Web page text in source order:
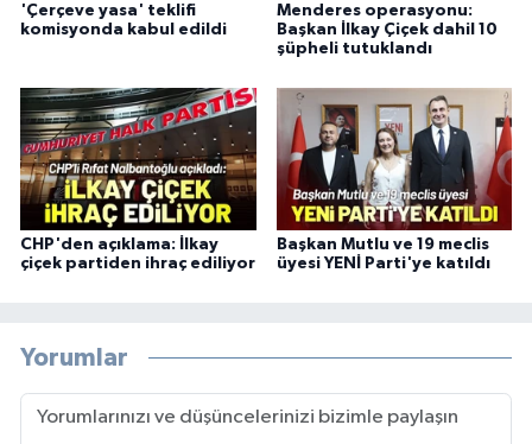
'Çerçeve yasa' teklifi
komisyonda kabul edildi
Menderes operasyonu:
Başkan İlkay Çiçek dahil 10
şüpheli tutuklandı
CHP'den açıklama: İlkay
çiçek partiden ihraç ediliyor
Başkan Mutlu ve 19 meclis
üyesi YENİ Parti'ye katıldı
Yorumlar